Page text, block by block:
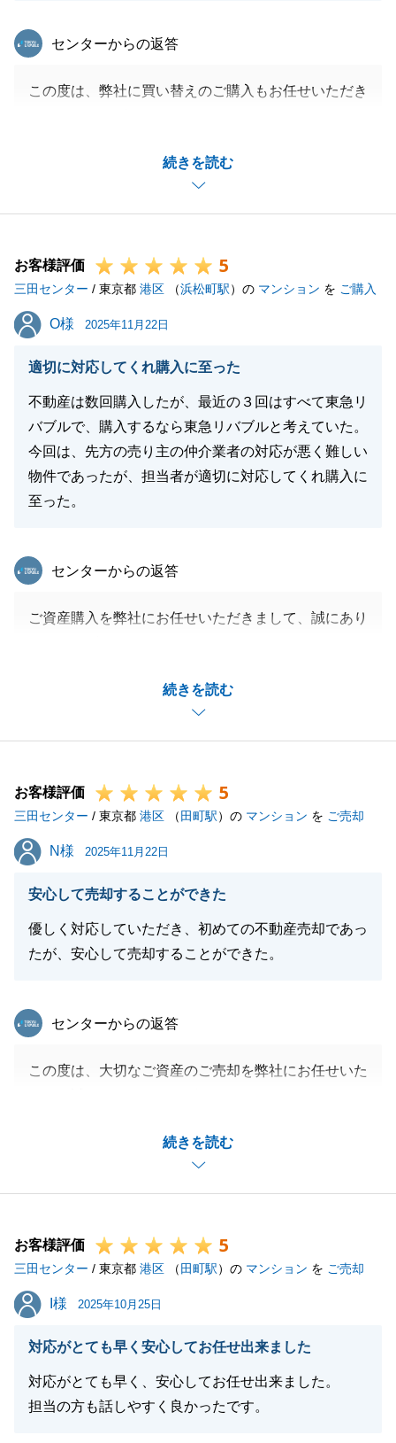
続きを読む
東急リバブル
センターからの返答
この度は、弊社に買い替えのご購入もお任せいただき
で、スケジュールを早めることができました。
ありがとうございました。これから長いお付き合いに
なりますので、引き続きどうぞよろしくお願い申し上
お客様評価 5
三田センター / 東京都 港区 （浜松町駅）の マンション を ご購入
O様
O様 2025年11月22日
適切に対応してくれ購入に至った
不動産は数回購入したが、最近の３回はすべて東急リ
バブルで、購入するなら東急リバブルと考えていた。
今回は、先方の売り主の仲介業者の対応が悪く難しい
物件であったが、担当者が適切に対応してくれ購入に
至った。
続きを読む
東急リバブル
センターからの返答
ご資産購入を弊社にお任せいただきまして、誠にあり
で滞りなく手続きを進めることができました。
今後とも、不動産に関するご相談やご要望がございま
したら、いつでもお気軽にご連絡ください。
も、どうぞよろしくお願い申し上げます。
お客様評価 5
三田センター / 東京都 港区 （ 田町駅）の マンション を ご売却
N様
N様 2025年11月22日
安心して売却することができた
優しく対応していただき、初めての不動産売却であっ
たが、安心して売却することができた。
続きを読む
東急リバブル
センターからの返答
この度は、大切なご資産のご売却を弊社にお任せいた
だき、大変光栄です。
ご売却活動開始時は、N様のお部屋と類似する売却情
報が複数販売中でしたが、常にお住み替え希望時期や
提案できたと存じます。
また、内覧時の検討者様とのやり取りや建具可動方法
のご説明など、快くご対応いただきありがとうござい
ました。
今後とも、不動産に関するご相談やご要望がございま
どうぞよろしくお願い申し上げます。
お客様評価 5
三田センター / 東京都 港区 （ 田町駅）の マンション を ご売却
I様
I様 2025年10月25日
対応がとても早く安心してお任せ出来ました
対応がとても早く、安心してお任せ出来ました。
担当の方も話しやすく良かったです。